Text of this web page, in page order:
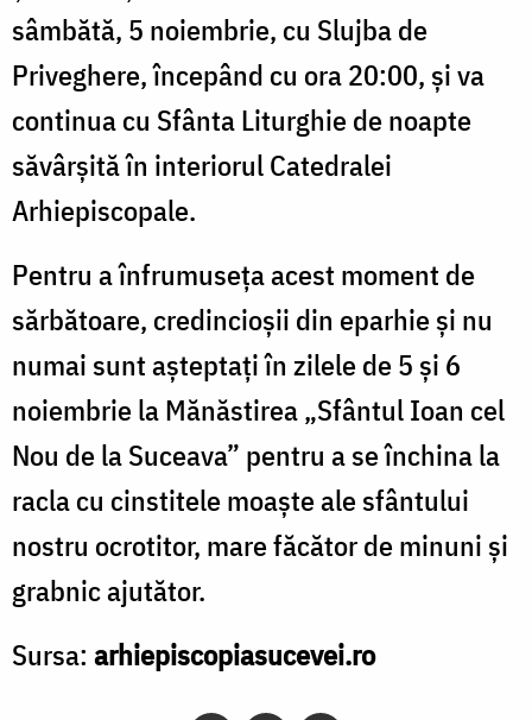
sâmbătă, 5 noiembrie, cu Slujba de
Priveghere, începând cu ora 20:00, și va
continua cu Sfânta Liturghie de noapte
săvârșită în interiorul Catedralei
Arhiepiscopale.
Pentru a înfrumuseța acest moment de
sărbătoare, credincioșii din eparhie și nu
numai sunt așteptați în zilele de 5 și 6
noiembrie la Mănăstirea „Sfântul Ioan cel
Nou de la Suceava” pentru a se închina la
racla cu cinstitele moaște ale sfântului
nostru ocrotitor, mare făcător de minuni și
grabnic ajutător.
Sursa: arhiepiscopiasucevei.ro